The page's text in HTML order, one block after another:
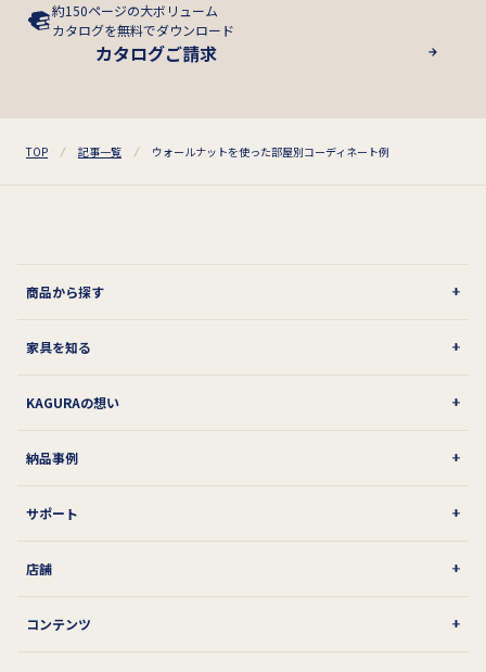
約150ページの大ボリューム
カタログを無料でダウンロード
カタログご請求
TOP 記事一覧 ウォールナットを使った部屋別コーディネート例
商品から探す
家具を知る
KAGURAの想い
納品事例
サポート
店舗
コンテンツ